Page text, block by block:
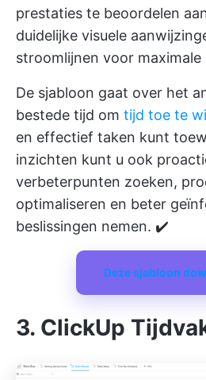
prestaties te beoordelen
duidelijke visuele
stroomlijnen voor
De sjabloon gaat over het
bestede tijd om tijd toe te
en effectief taken kunt
inzichten kunt u ook
verbeterpunten zoeken,
optimaliseren en beter
beslissingen nemen. ✔️
Deze sjabloon
3. ClickUp